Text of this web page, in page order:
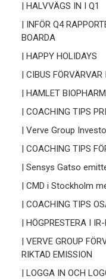
| HALVVÄGS IN I Q1
| INFÖR Q4
BOARDA
| HAPPY HOLIDAYS
| CIBUS
| HAMLET
| COACHING TIPS
| Verve Group
| COACHING TIPS
| Sensys Gatso
| CMD i Stockholm
| COACHING TIPS
| HÖGPRESTERA I
| VERVE GROUP
RIKTAD EMISSION
| LOGGA IN OCH